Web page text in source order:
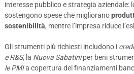
interesse pubblico e strategia aziendale:
sostengono spese che migliorano
sostenibilità, mentre l’impresa riduce
Gli strumenti più richiesti includono i
e R&S, la Nuova Sabatiniper beni
le PMIa copertura dei finanziamenti